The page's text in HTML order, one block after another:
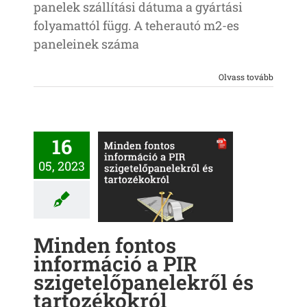
panelek szállítási dátuma a gyártási
folyamattól függ. A teherautó m2-es
paneleinek száma
Olvass tovább
16
05, 2023
fontos
a PIR
tartozékokról
Minden fontos
információ a PIR
szigetelőpanelekről és
tartozékokról